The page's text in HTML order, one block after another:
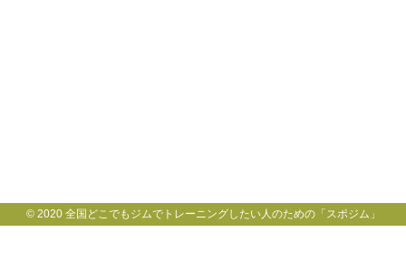
© 2020 全国どこでもジムでトレーニングしたい人のための「スポジム」